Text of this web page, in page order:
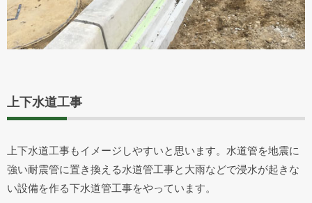
上下水道工事
上下水道工事もイメージしやすいと思います。水道管を地震に
強い耐震管に置き換える水道管工事と大雨などで浸水が起きな
い設備を作る下水道管工事をやっています。